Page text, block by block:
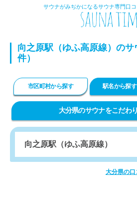
サウナがみぢかになるサウナ専門口
向之原駅（ゆふ高原線）の
件）
市区町村から探す 駅名から探す
大分県のサウナをこだわ
大分県の口